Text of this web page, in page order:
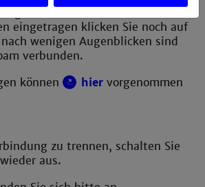
eingetragen klicken Sie noch auf
wenigen Augenblicken sind
verbunden.
können
hier vorgenommen
zu trennen, schalten Sie
aus.